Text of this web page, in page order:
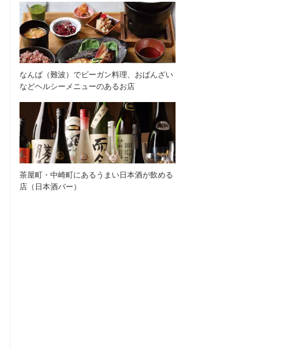
なんば（難波）でビーガン料理、おばんざい
などヘルシーメニューのあるお店
茶屋町・中崎町にあるうまい日本酒が飲める
店（日本酒バー）